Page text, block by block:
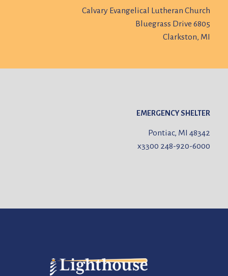
Calvary Evangelical Lutheran Church
6805 Bluegrass Drive
Clarkston, MI
EMERGENCY SHELTER
Pontiac, MI 48342
248-920-6000
x3300